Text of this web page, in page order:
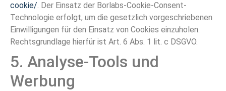
cookie/. Der Einsatz der Borlabs-Cookie-Consent-
Technologie erfolgt, um die gesetzlich vorgeschriebenen
Einwilligungen für den Einsatz von Cookies einzuholen.
Rechtsgrundlage hierfür ist Art. 6 Abs. 1 lit. c DSGVO.
5. Analyse-Tools und
Werbung